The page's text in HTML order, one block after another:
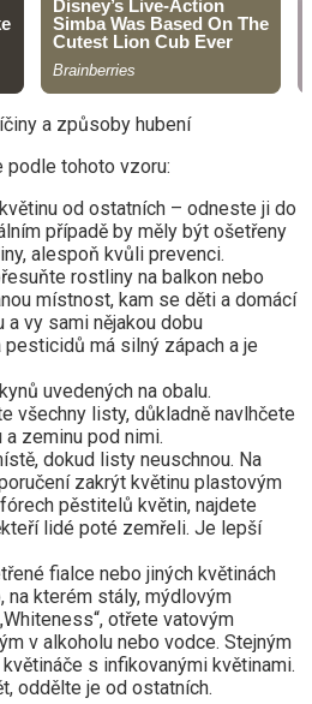
podle tohoto vzoru:
od ostatních – odneste ji do
případě by měly být ošetřeny
alespoň kvůli prevenci.
rostliny na balkon nebo
místnost, kam se děti a domácí
vy sami nějakou dobu
má silný zápach a je
uvedených na obalu.
všechny listy, důkladně navlhčete
a zeminu pod nimi.
dokud listy neuschnou. Na
zakrýt květinu plastovým
pěstitelů květin, najdete
lidé poté zemřeli. Je lepší
fialce nebo jiných květinách
na kterém stály, mýdlovým
otřete vatovým
v alkoholu nebo vodce. Stejným
s infikovanými květinami.
oddělte je od ostatních.